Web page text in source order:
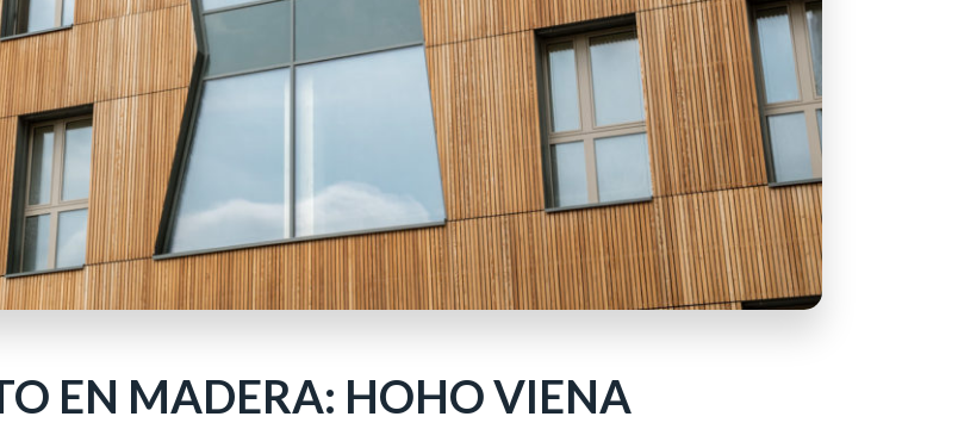
EN MADERA: HOHO VIENA